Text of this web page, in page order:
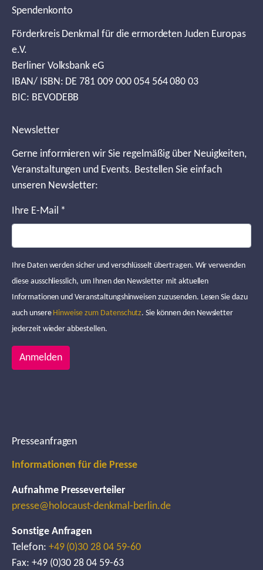
Spendenkonto
Förderkreis Denkmal für die ermordeten Juden Europas
e.V.
Berliner Volksbank eG
IBAN/ ISBN: DE 781 009 000 054 564 080 03
BIC: BEVODEBB
Newsletter
Gerne informieren wir Sie regelmäßig über Neuigkeiten,
Veranstaltungen und Events. Bestellen Sie einfach
unseren Newsletter:
Ihre E-Mail *
Ihre Daten werden sicher und verschlüsselt übertragen. Wir verwenden
diese ausschliesslich, um Ihnen den Newsletter mit aktuellen
Informationen und Veranstaltungshinweisen zuzusenden. Lesen Sie dazu
auch unsere Hinweise zum Datenschutz. Sie können den Newsletter
jederzeit wieder abbestellen.
Anmelden
Presseanfragen
Informationen für die Presse
Aufnahme Presseverteiler
presse@holocaust-denkmal-berlin.de
Sonstige Anfragen
Telefon: +49 (0)30 28 04 59-60
Fax: +49 (0)30 28 04 59-63